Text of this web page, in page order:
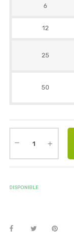
6
12
25
50
DISPONIBLE